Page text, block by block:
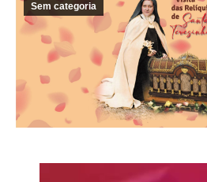
Sem categoria